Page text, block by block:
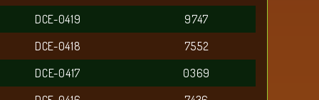
DCE-0419
9747
DCE-0418
7552
DCE-0417
0369